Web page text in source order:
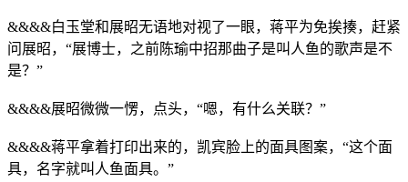
&&&&白玉堂和展昭无语地对视了一眼，蒋平为免挨揍，赶紧
问展昭，“展博士，之前陈瑜中招那曲子是叫人鱼的歌声是不
是？”
&&&&展昭微微一愣，点头，“嗯，有什么关联？”
&&&&蒋平拿着打印出来的，凯宾脸上的面具图案，“这个面
具，名字就叫人鱼面具。”